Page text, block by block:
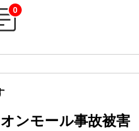
0
ンモール事故被害